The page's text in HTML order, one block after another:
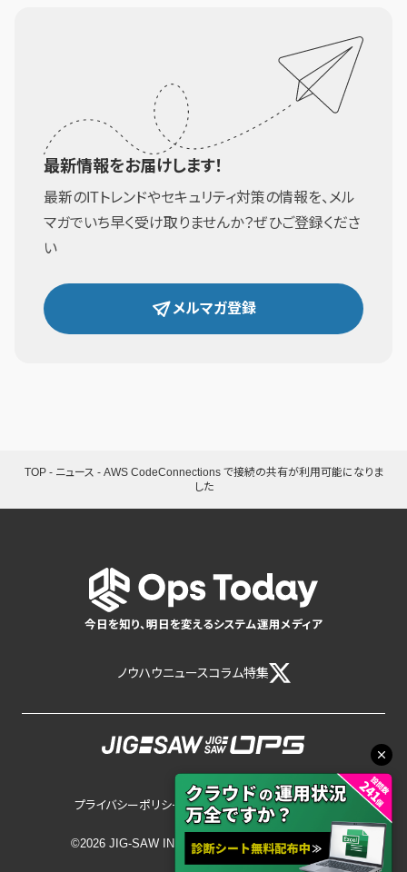
最新情報をお届けします！
最新のITトレンドやセキュリティ対策の情報を、メル
マガでいち早く受け取りませんか？ぜひご登録くださ
い
メルマガ登録
TOP- ニュース - AWS CodeConnections で接続の共有が利用可能になりま
した
今日を知り、明日を変えるシステム運用メディア
ノウハウニュースコラム特集
プライバシーポリシー サイトポリシー
©2026 JIG-SAW INC.